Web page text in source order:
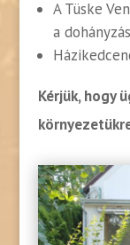
A Tüske
a
Kérjük, hogy